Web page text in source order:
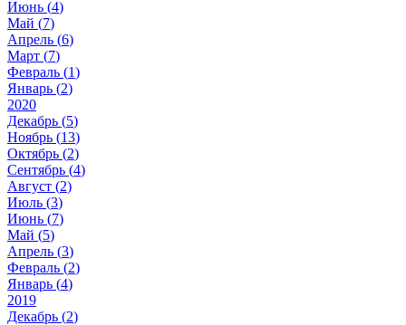
Июнь (4)
Май (7)
Апрель (6)
Март (7)
Февраль (1)
Январь (2)
2020
Декабрь (5)
Ноябрь (13)
Октябрь (2)
Сентябрь (4)
Август (2)
Июль (3)
Июнь (7)
Май (5)
Апрель (3)
Февраль (2)
Январь (4)
2019
Декабрь (2)